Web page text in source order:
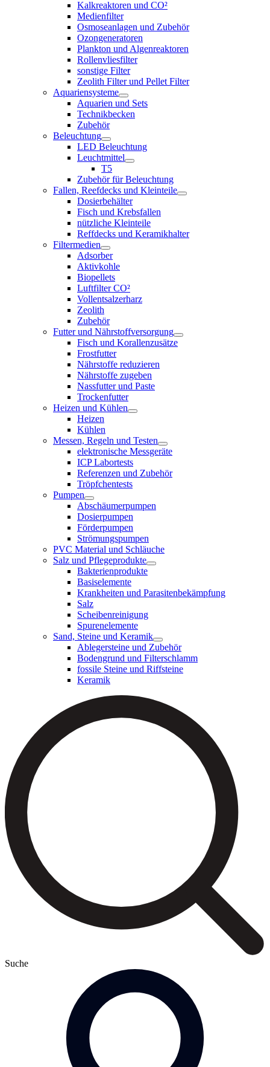
Kalkreaktoren und CO²
Medienfilter
Osmoseanlagen und Zubehör
Ozongeneratoren
Plankton und Algenreaktoren
Rollenvliesfilter
sonstige Filter
Zeolith Filter und Pellet Filter
Aquariensysteme
Aquarien und Sets
Technikbecken
Zubehör
Beleuchtung
LED Beleuchtung
Leuchtmittel
T5
Zubehör für Beleuchtung
Fallen, Reefdecks und Kleinteile
Dosierbehälter
Fisch und Krebsfallen
nützliche Kleinteile
Reffdecks und Keramikhalter
Filtermedien
Adsorber
Aktivkohle
Biopellets
Luftfilter CO²
Vollentsalzerharz
Zeolith
Zubehör
Futter und Nährstoffversorgung
Fisch und Korallenzusätze
Frostfutter
Nährstoffe reduzieren
Nährstoffe zugeben
Nassfutter und Paste
Trockenfutter
Heizen und Kühlen
Heizen
Kühlen
Messen, Regeln und Testen
elektronische Messgeräte
ICP Labortests
Referenzen und Zubehör
Tröpfchentests
Pumpen
Abschäumerpumpen
Dosierpumpen
Förderpumpen
Strömungspumpen
PVC Material und Schläuche
Salz und Pflegeprodukte
Bakterienprodukte
Basiselemente
Krankheiten und Parasitenbekämpfung
Salz
Scheibenreinigung
Spurenelemente
Sand, Steine und Keramik
Ablegersteine und Zubehör
Bodengrund und Filterschlamm
fossile Steine und Riffsteine
Keramik
Suche